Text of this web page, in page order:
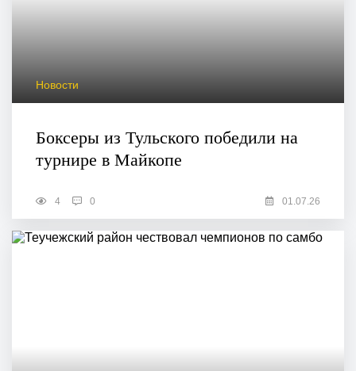
Новости
Боксеры из Тульского победили на
турнире в Майкопе
4 0 01.07.26